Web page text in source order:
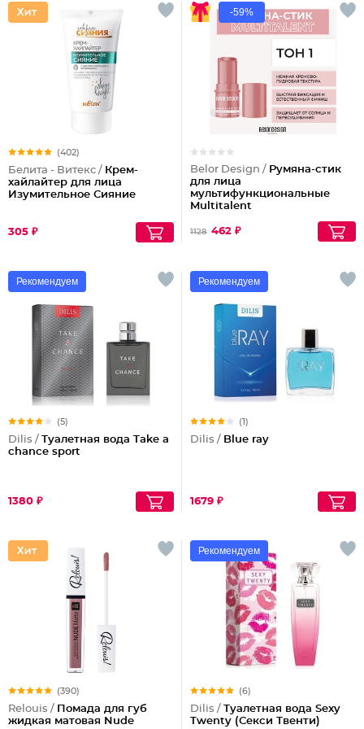
(402)
Белита - Витекс / Крем-
хайлайтер для лица
Изумительное Сияние
305 ₽
-59%
Belor Design / Румяна-стик
для лица
мультифункциональные
Multitalent
1128 462 ₽
Рекомендуем
(5)
Dilis / Туалетная вода Take a
chance sport
1380 ₽
Рекомендуем
(1)
Dilis / Blue ray
1679 ₽
(390)
Relouis / Помада для губ
жидкая матовая Nude
Рекомендуем
(6)
Dilis / Туалетная вода Sexy
Twenty (Секси Твенти)